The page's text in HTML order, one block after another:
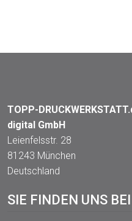
TOPP-
digital GmbH
Leienfelsstr. 28
81243 München
Deutschland
SIE FINDEN UNS BEI